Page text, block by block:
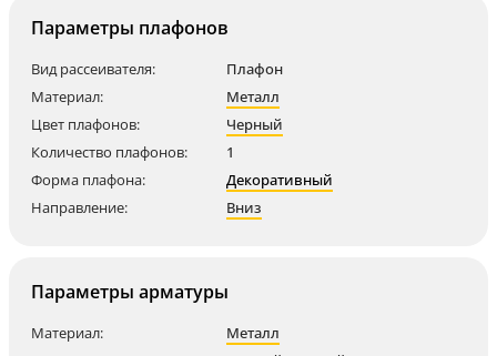
Параметры плафонов
Вид рассеивателя:
Плафон
Материал:
Металл
Цвет плафонов:
Черный
Количество плафонов:
1
Форма плафона:
Декоративный
Направление:
Вниз
Параметры арматуры
Материал:
Металл